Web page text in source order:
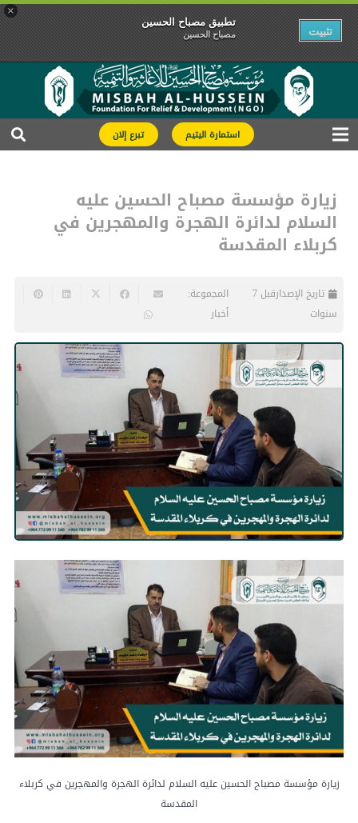
×
تطبیق مصباح الحسین
مصباح الحسین تثبیت
استمارة اليتيم تبرع إلان
‎زيارة مؤسسة مصباح الحسين عليه
السلام لدائرة الهجرة والمهجرين في
كربلاء المقدسة
تاريخ الإصدار
قبل 7
سنوات
المجموعة:
أخبار
زيارة مؤسسة مصباح الحسين عليه السلام لدائرة الهجرة والمهجرين في كربلاء
المقدسة